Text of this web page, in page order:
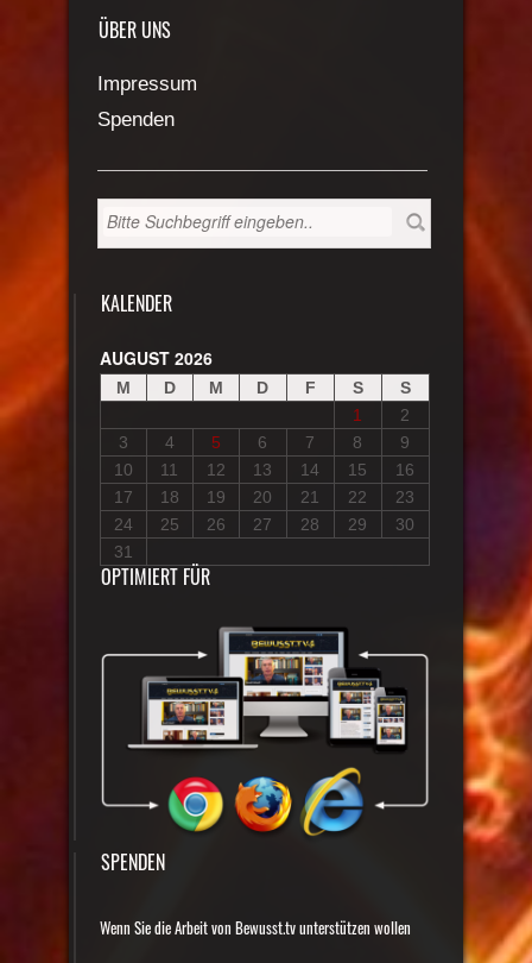
ÜBER UNS
Impressum
Spenden
KALENDER
AUGUST 2026
M D M D F S
S
1
2
3
4 5 6 7 8
9
10
11 12 13 14 15
16
17
18 19 20 21 22
23
24
25 26 27 28 29
30
31
OPTIMIERT FÜR
SPENDEN
Wenn Sie die Arbeit von Bewusst.tv unterstützen wollen